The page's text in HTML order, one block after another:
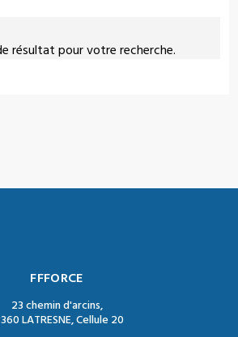
résultat pour votre recherche.
FFFORCE
23 chemin d'arcins,
LATRESNE, Cellule 20